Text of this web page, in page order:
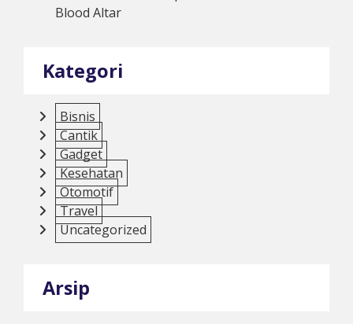
Blood Altar
Kategori
Bisnis
Cantik
Gadget
Kesehatan
Otomotif
Travel
Uncategorized
Arsip